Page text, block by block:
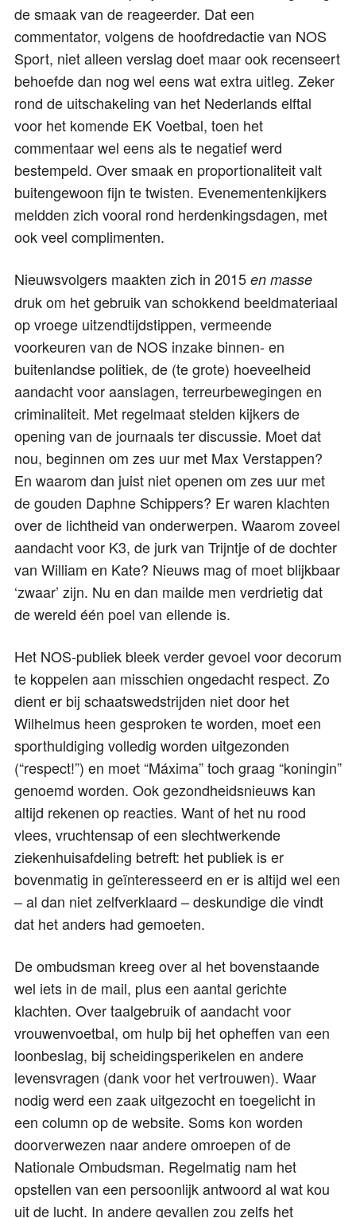
de smaak van de reageerder. Dat een
commentator, volgens de hoofdredactie van NOS
Sport, niet alleen verslag doet maar ook recenseert
behoefde dan nog wel eens wat extra uitleg. Zeker
rond de uitschakeling van het Nederlands elftal
voor het komende EK Voetbal, toen het
commentaar wel eens als te negatief werd
bestempeld. Over smaak en proportionaliteit valt
buitengewoon fijn te twisten. Evenementenkijkers
meldden zich vooral rond herdenkingsdagen, met
ook veel complimenten.
Nieuwsvolgers maakten zich in 2015 en masse
druk om het gebruik van schokkend beeldmateriaal
op vroege uitzendtijdstippen, vermeende
voorkeuren van de NOS inzake binnen- en
buitenlandse politiek, de (te grote) hoeveelheid
aandacht voor aanslagen, terreurbewegingen en
criminaliteit. Met regelmaat stelden kijkers de
opening van de journaals ter discussie. Moet dat
nou, beginnen om zes uur met Max Verstappen?
En waarom dan juist niet openen om zes uur met
de gouden Daphne Schippers? Er waren klachten
over de lichtheid van onderwerpen. Waarom zoveel
aandacht voor K3, de jurk van Trijntje of de dochter
van William en Kate? Nieuws mag of moet blijkbaar
‘zwaar’ zijn. Nu en dan mailde men verdrietig dat
de wereld één poel van ellende is.
Het NOS-publiek bleek verder gevoel voor decorum
te koppelen aan misschien ongedacht respect. Zo
dient er bij schaatswedstrijden niet door het
Wilhelmus heen gesproken te worden, moet een
sporthuldiging volledig worden uitgezonden
(“respect!”) en moet “Máxima” toch graag “koningin”
genoemd worden. Ook gezondheidsnieuws kan
altijd rekenen op reacties. Want of het nu rood
vlees, vruchtensap of een slechtwerkende
ziekenhuisafdeling betreft: het publiek is er
bovenmatig in geïnteresseerd en er is altijd wel een
– al dan niet zelfverklaard – deskundige die vindt
dat het anders had gemoeten.
De ombudsman kreeg over al het bovenstaande
wel iets in de mail, plus een aantal gerichte
klachten. Over taalgebruik of aandacht voor
vrouwenvoetbal, om hulp bij het opheffen van een
loonbeslag, bij scheidingsperikelen en andere
levensvragen (dank voor het vertrouwen). Waar
nodig werd een zaak uitgezocht en toegelicht in
een column op de website. Soms kon worden
doorverwezen naar andere omroepen of de
Nationale Ombudsman. Regelmatig nam het
opstellen van een persoonlijk antwoord al wat kou
uit de lucht. In andere gevallen zou zelfs het